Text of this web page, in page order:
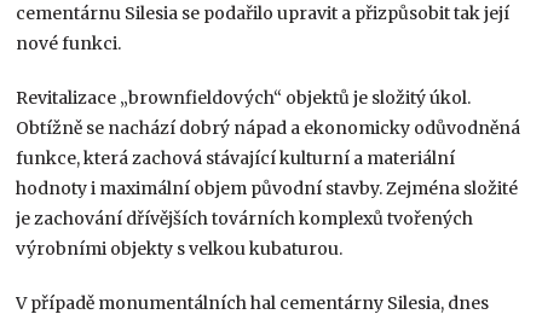
cementárnu Silesia se podařilo upravit a přizpůsobit tak její
nové funkci.
Revitalizace „brownfieldových“ objektů je složitý úkol.
Obtížně se nachází dobrý nápad a ekonomicky odůvodněná
funkce, která zachová stávající kulturní a materiální
hodnoty i maximální objem původní stavby. Zejména složité
je zachování dřívějších továrních komplexů tvořených
výrobními objekty s velkou kubaturou.
V případě monumentálních hal cementárny Silesia, dnes